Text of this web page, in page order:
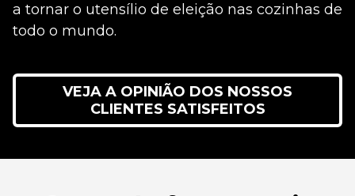
a tornar o utensílio de eleição nas cozinhas de
todo o mundo.
VEJA A OPINIÃO DOS NOSSOS
CLIENTES SATISFEITOS